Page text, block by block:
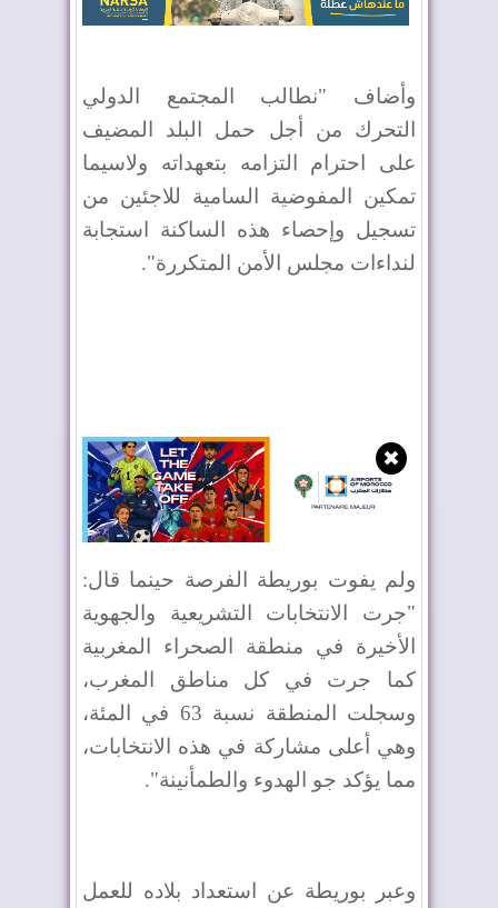
وأضاف "نطالب المجتمع الدولي
التحرك من أجل حمل البلد المضيف
على احترام التزامه بتعهداته ولاسيما
تمكين المفوضية السامية للاجئين من
تسجيل وإحصاء هذه الساكنة استجابة
لنداءات مجلس الأمن المتكررة".
✖
ولم يفوت بوريطة الفرصة حينما قال:
"جرت الانتخابات التشريعية والجهوية
الأخيرة في منطقة الصحراء المغربية
كما جرت في كل مناطق المغرب،
وسجلت المنطقة نسبة 63 في المئة،
وهي أعلى مشاركة في هذه الانتخابات،
مما يؤكد جو الهدوء والطمأنينة".
وعبر بوريطة عن استعداد بلاده للعمل